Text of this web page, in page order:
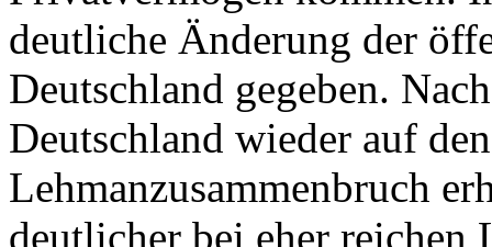
deutliche Änderung der
Deutschland gegeben.
Deutschland wieder auf
Lehmanzusammenbruch
deutlicher bei eher reichen